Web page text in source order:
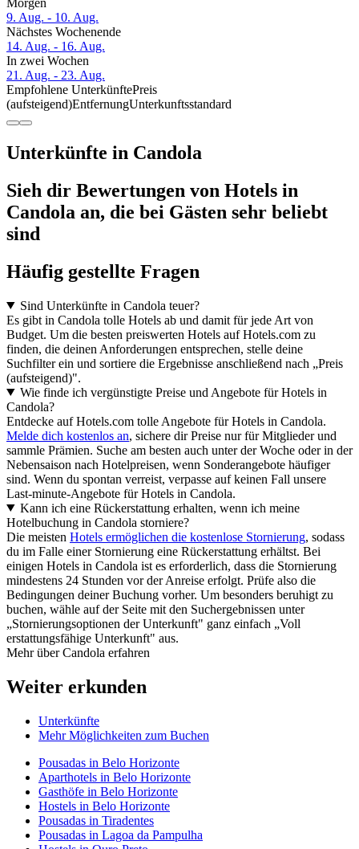
Morgen
9. Aug. - 10. Aug.
Nächstes Wochenende
14. Aug. - 16. Aug.
In zwei Wochen
21. Aug. - 23. Aug.
Empfohlene UnterkünftePreis
(aufsteigend)EntfernungUnterkunftsstandard
Unterkünfte in Candola
Sieh dir Bewertungen von Hotels in
Candola an, die bei Gästen sehr beliebt
sind
Häufig gestellte Fragen
Sind Unterkünfte in Candola teuer?
Es gibt in Candola tolle Hotels ab und damit für jede Art von
Budget. Um die besten preiswerten Hotels auf Hotels.com zu
finden, die deinen Anforderungen entsprechen, stelle deine
Suchfilter ein und sortiere die Ergebnisse anschließend nach „Preis
(aufsteigend)".
Wie finde ich vergünstigte Preise und Angebote für Hotels in
Candola?
Entdecke auf Hotels.com tolle Angebote für Hotels in Candola.
Melde dich kostenlos an, sichere dir Preise nur für Mitglieder und
sammle Prämien. Suche am besten auch unter der Woche oder in der
Nebensaison nach Hotelpreisen, wenn Sonderangebote häufiger
sind. Wenn du spontan verreist, verpasse auf keinen Fall unsere
Last-minute-Angebote für Hotels in Candola.
Kann ich eine Rückerstattung erhalten, wenn ich meine
Hotelbuchung in Candola storniere?
Die meisten Hotels ermöglichen die kostenlose Stornierung, sodass
du im Falle einer Stornierung eine Rückerstattung erhältst. Bei
einigen Hotels in Candola ist es erforderlich, dass die Stornierung
mindestens 24 Stunden vor der Anreise erfolgt. Prüfe also die
Bedingungen deiner Buchung vorher. Um besonders beruhigt zu
buchen, wähle auf der Seite mit den Suchergebnissen unter
„Stornierungsoptionen der Unterkunft" ganz einfach „Voll
erstattungsfähige Unterkunft" aus.
Mehr über Candola erfahren
Weiter erkunden
Unterkünfte
Mehr Möglichkeiten zum Buchen
Pousadas in Belo Horizonte
Aparthotels in Belo Horizonte
Gasthöfe in Belo Horizonte
Hostels in Belo Horizonte
Pousadas in Tiradentes
Pousadas in Lagoa da Pampulha